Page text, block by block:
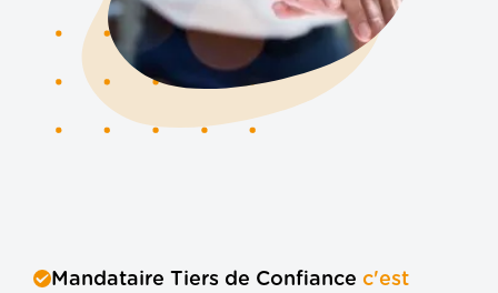
Mandataire Tiers de Confiance c'est